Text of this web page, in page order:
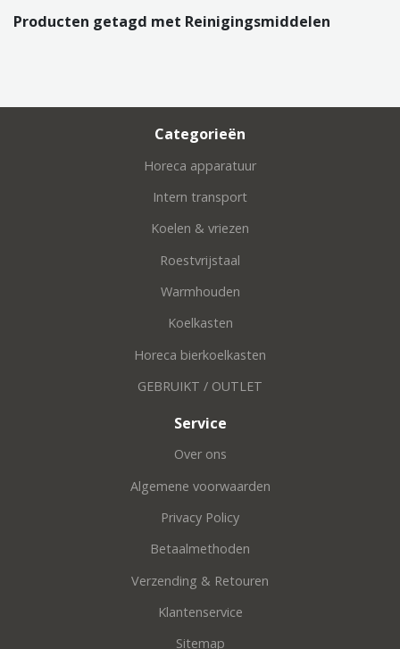
Producten getagd met Reinigingsmiddelen
Categorieën
Horeca apparatuur
Intern transport
Koelen & vriezen
Roestvrijstaal
Warmhouden
Koelkasten
Horeca bierkoelkasten
GEBRUIKT / OUTLET
Service
Over ons
Algemene voorwaarden
Privacy Policy
Betaalmethoden
Verzending & Retouren
Klantenservice
Sitemap